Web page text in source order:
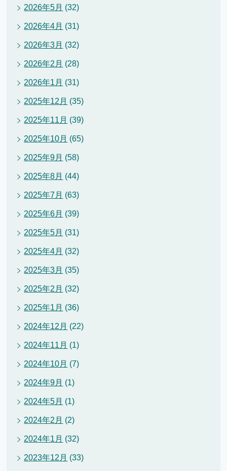
2026年5月 (32)
2026年4月 (31)
2026年3月 (32)
2026年2月 (28)
2026年1月 (31)
2025年12月 (35)
2025年11月 (39)
2025年10月 (65)
2025年9月 (58)
2025年8月 (44)
2025年7月 (63)
2025年6月 (39)
2025年5月 (31)
2025年4月 (32)
2025年3月 (35)
2025年2月 (32)
2025年1月 (36)
2024年12月 (22)
2024年11月 (1)
2024年10月 (7)
2024年9月 (1)
2024年5月 (1)
2024年2月 (2)
2024年1月 (32)
2023年12月 (33)